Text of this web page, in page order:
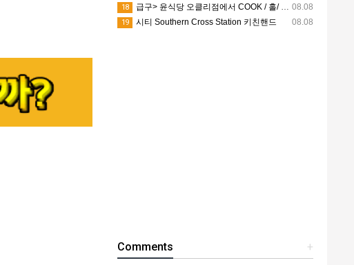
08.08
18
급구> 윤식당 오클리점에서 COOK / 홀/ 디시 워셔 / 키친 핸드/ 주방보조 구합니다 ~~^^
08.08
19 시티 Southern Cross Station 키친핸드
+
Comments